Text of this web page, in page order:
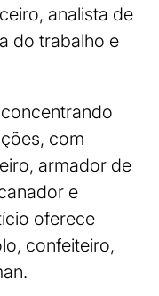
analista de
do trabalho e
com
armador de
e
oferece
confeiteiro,